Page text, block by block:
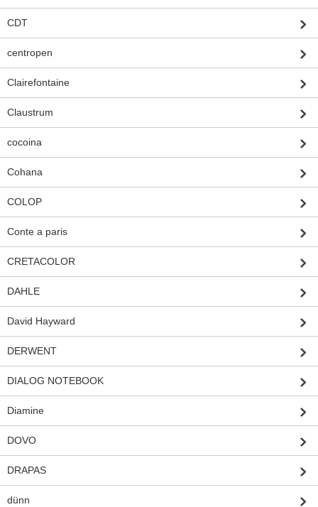
CDT
centropen
Clairefontaine
Claustrum
cocoina
Cohana
COLOP
Conte a paris
CRETACOLOR
DAHLE
David Hayward
DERWENT
DIALOG NOTEBOOK
Diamine
DOVO
DRAPAS
dünn